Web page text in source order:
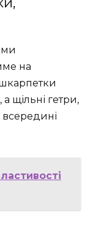
на
щільні гетри,